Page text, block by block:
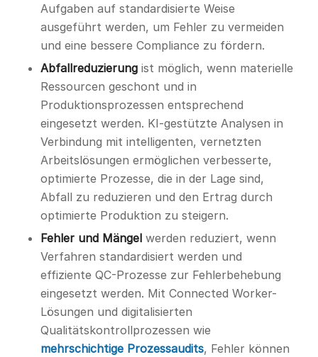
Aufgaben auf standardisierte Weise
ausgeführt werden, um Fehler zu vermeiden
und eine bessere Compliance zu fördern.
Abfallreduzierungist möglich, wenn materielle
Ressourcen geschont und in
Produktionsprozessen entsprechend
eingesetzt werden. KI-gestützte Analysen in
Verbindung mit intelligenten, vernetzten
Arbeitslösungen ermöglichen verbesserte,
optimierte Prozesse, die in der Lage sind,
Abfall zu reduzieren und den Ertrag durch
optimierte Produktion zu steigern.
Fehler und Mängelwerden reduziert, wenn
Verfahren standardisiert werden und
effiziente QC-Prozesse zur Fehlerbehebung
eingesetzt werden. Mit Connected Worker-
Lösungen und digitalisierten
Qualitätskontrollprozessen wie
mehrschichtige Prozessaudits, Fehler können